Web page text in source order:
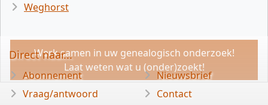
Weghorst
Werk samen in uw genealogisch onderzoek!
Laat weten wat u (onder)zoekt!
Direct naar...
Abonnement
Vraag/antwoord
Nieuwsbrief
Contact